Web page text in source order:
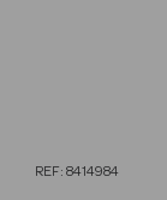
REF: 8414984